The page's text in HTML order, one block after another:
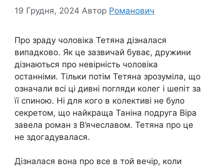
19 Грудня, 2024 Автор Романович
Про зраду чоловіка Тетяна дізналася
випадково. Як це зазвичай буває, дружини
дізнаються про невірність чоловіка
останніми. Тільки потім Тетяна зрозуміла, що
означали всі ці дивні погляди колег і шепіт за
її спиною. Ні для кого в колективі не було
секретом, що найкраща Таніна подруга Віра
завела роман з В’ячеславом. Тетяна про це
не здогадувалася.
Дізналася вона про все в той вечір, коли